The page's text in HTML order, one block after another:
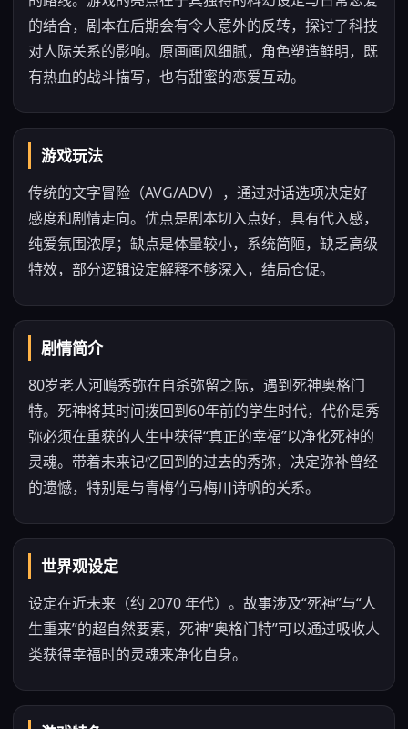
的结合，剧本在后期会有令人意外的反转，探讨了科技
对人际关系的影响。原画画风细腻，角色塑造鲜明，既
有热血的战斗描写，也有甜蜜的恋爱互动。
游戏玩法
传统的文字冒险（AVG/ADV），通过对话选项决定好
感度和剧情走向。优点是剧本切入点好，具有代入感，
纯爱氛围浓厚；缺点是体量较小，系统简陋，缺乏高级
特效，部分逻辑设定解释不够深入，结局仓促。
剧情简介
80岁老人河嶋秀弥在自杀弥留之际，遇到死神奥格门
特。死神将其时间拨回到60年前的学生时代，代价是秀
弥必须在重获的人生中获得“真正的幸福”以净化死神的
灵魂。带着未来记忆回到的过去的秀弥，决定弥补曾经
的遗憾，特别是与青梅竹马梅川诗帆的关系。
世界观设定
设定在近未来（约 2070 年代）。故事涉及“死神”与“人
生重来”的超自然要素，死神“奥格门特”可以通过吸收人
类获得幸福时的灵魂来净化自身。